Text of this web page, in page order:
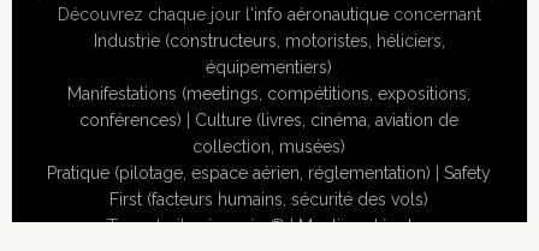
Découvrez chaque jour l'info aéronautiqueconcernant
Industrie (constructeurs, motoristes, héliciers,
équipementiers)
Manifestations (meetings, compétitions, expositions,
conférences)
Culture (livres, cinéma, aviation de
collection, musées)
Pratique (pilotage, espace aérien, réglementation) |Safety
First (facteurs humains, sécurité des vols)
Tous droits réservés ® |Mentions légales